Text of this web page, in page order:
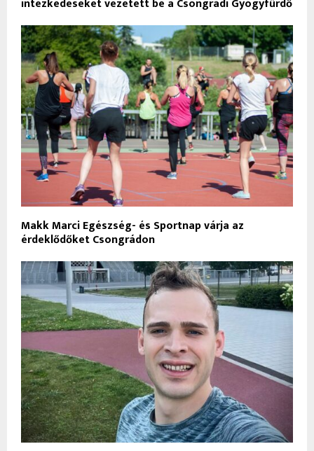
intézkedéseket vezetett be a Csongrádi Gyógyfürdő
Makk Marci Egészség- és Sportnap várja az
érdeklődőket Csongrádon